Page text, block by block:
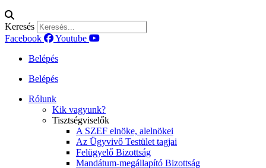
Keresés
Facebook
Youtube
Belépés
Belépés
Rólunk
Kik vagyunk?
Tisztségviselők
A SZEF elnöke, alelnökei
Az Ügyvivő Testület tagjai
Felügyelő Bizottság
Mandátum-megállapító Bizottság